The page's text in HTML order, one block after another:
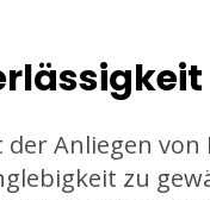
Anliegen von
zu